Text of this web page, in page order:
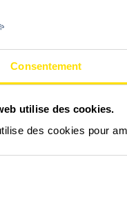
Consentement
utilise des cookies.
des cookies pour